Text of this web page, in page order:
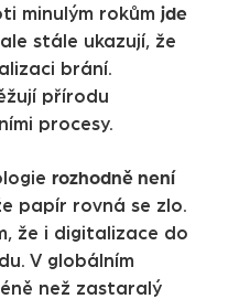
minulým rokům jde
stále ukazují, že
brání.
přírodu
procesy.
rozhodně není
papír rovná se zlo.
že i digitalizace do
V globálním
než zastaralý